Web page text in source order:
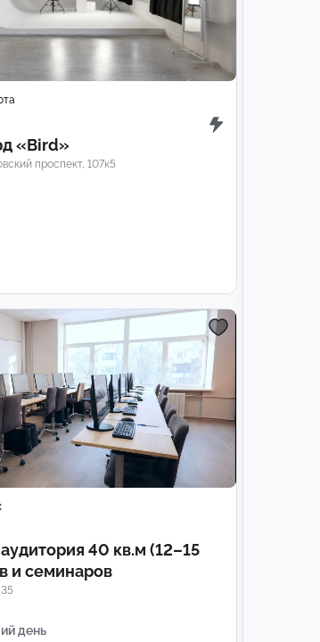
«Bird»
проспект, 107к5
40 кв.м (12–15
и семинаров
день